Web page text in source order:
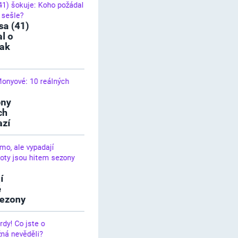
(41)
o